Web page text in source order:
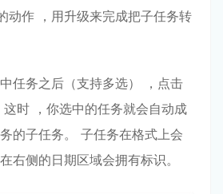
动作 ，⽤升级来完成把⼦任务转
任务之后（⽀持多选） ，点击
时 ，你选中的任务就会⾃动成
的⼦任务。 ⼦任务在格式上会
右侧的⽇期区域会拥有标识。